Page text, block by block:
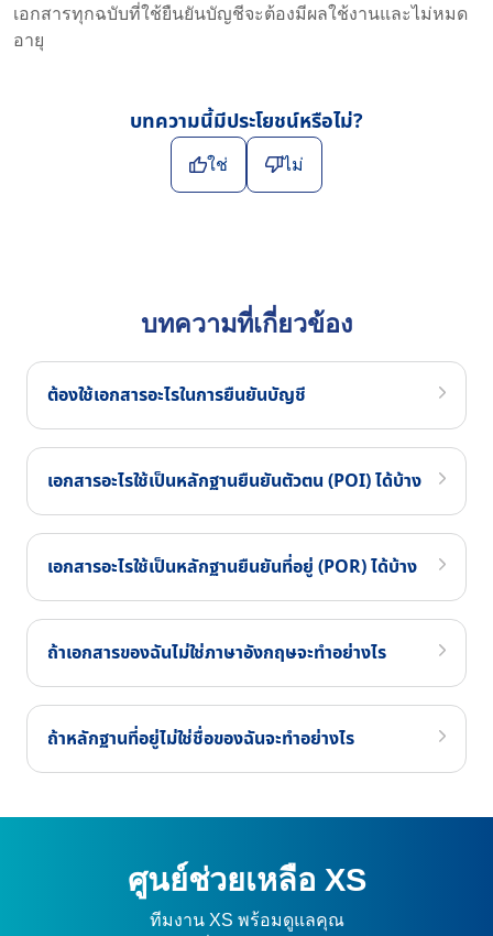
เอกสารทุกฉบับที่ใช้ยืนยันบัญชีจะต้องมีผลใช้งานและไม่หมด
อายุ
บทความนี้มีประโยชน์หรือไม่?
ใช่ ไม่
บทความที่เกี่ยวข้อง
ต้องใช้เอกสารอะไรในการยืนยันบัญชี
เอกสารอะไรใช้เป็นหลักฐานยืนยันตัวตน (POI) ได้บ้าง
เอกสารอะไรใช้เป็นหลักฐานยืนยันที่อยู่ (POR) ได้บ้าง
ถ้าเอกสารของฉันไม่ใช่ภาษาอังกฤษจะทำอย่างไร
ถ้าหลักฐานที่อยู่ไม่ใช่ชื่อของฉันจะทำอย่างไร
ศูนย์ช่วยเหลือ XS
ทีมงาน XS พร้อมดูแลคุณ